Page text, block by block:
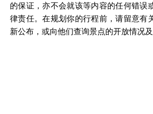
的保证，亦不会就该等内容的任何错误
律责任。在规划你的行程前，请留意有
新公布，或向他们查询景点的开放情况及